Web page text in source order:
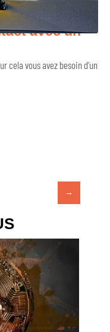
avec un
cela vous avez besoin d’un